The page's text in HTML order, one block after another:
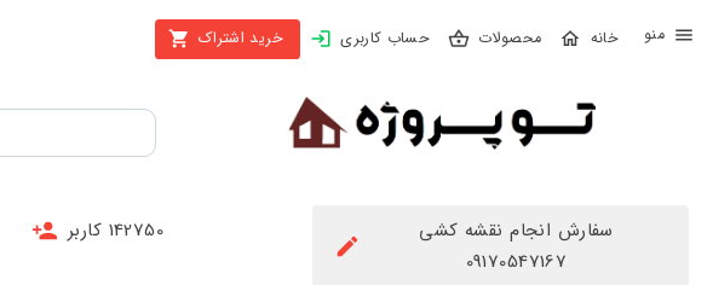
محصولات حساب کاربری خرید اشتراک
بستن
محصولات
سفارش انجام نقشه کشی
09170547167
142750 کاربر